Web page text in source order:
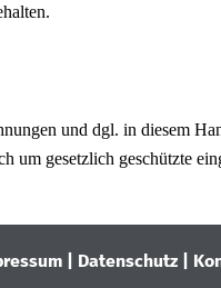
und dgl. in diesem
gesetzlich geschützte
| Datenschutz|